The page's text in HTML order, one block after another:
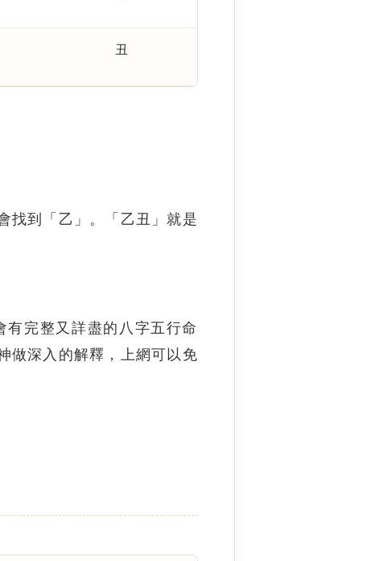
丑
找到「乙」。「乙丑」就是
完整又詳盡的八字五行命
做深入的解釋，上網可以免